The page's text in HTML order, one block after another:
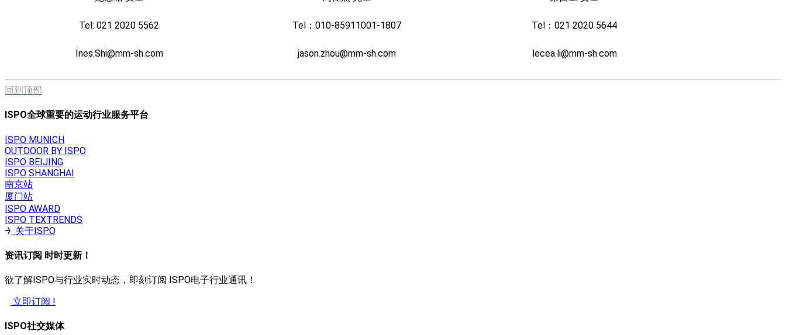
Tel: 021 2020 5562
Ines.Shi@mm-sh.com
Tel：010-85911001-1807
jason.zhou@mm-sh.com
Tel：021 2020 5644
lecea.li@mm-sh.com
回到顶部
ISPO全球重要的运动行业服务平台
ISPO MUNICH
OUTDOOR BY ISPO
ISPO BEIJING
ISPO SHANGHAI
南京站
厦门站
ISPO AWARD
ISPO TEXTRENDS
关于ISPO
资讯订阅 时时更新！
欲了解ISPO与行业实时动态，即刻订阅 ISPO电子行业通讯！
立即订阅 !
ISPO社交媒体